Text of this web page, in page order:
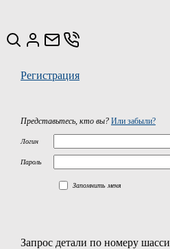
Регистрация
Представьтесь, кто вы? Или забыли?
Логин
Пароль
Запомнить меня
Запрос детали по номеру шасси